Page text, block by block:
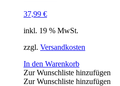
37,99 €
inkl. 19 % MwSt.
zzgl. Versandkosten
In den Warenkorb
Zur Wunschliste hinzufügen
Zur Wunschliste hinzufügen